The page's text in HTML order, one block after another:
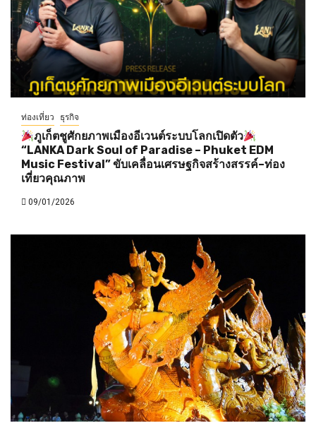
ท่องเที่ยว ธุรกิจ
ภูเก็ตชูศักยภาพเมืองอีเวนต์ระบบโลกเปิดตัว
“LANKA Dark Soul of Paradise – Phuket EDM
Music Festival” ขับเคลื่อนเศรษฐกิจสร้างสรรค์–ท่อง
เที่ยวคุณภาพ
09/01/2026